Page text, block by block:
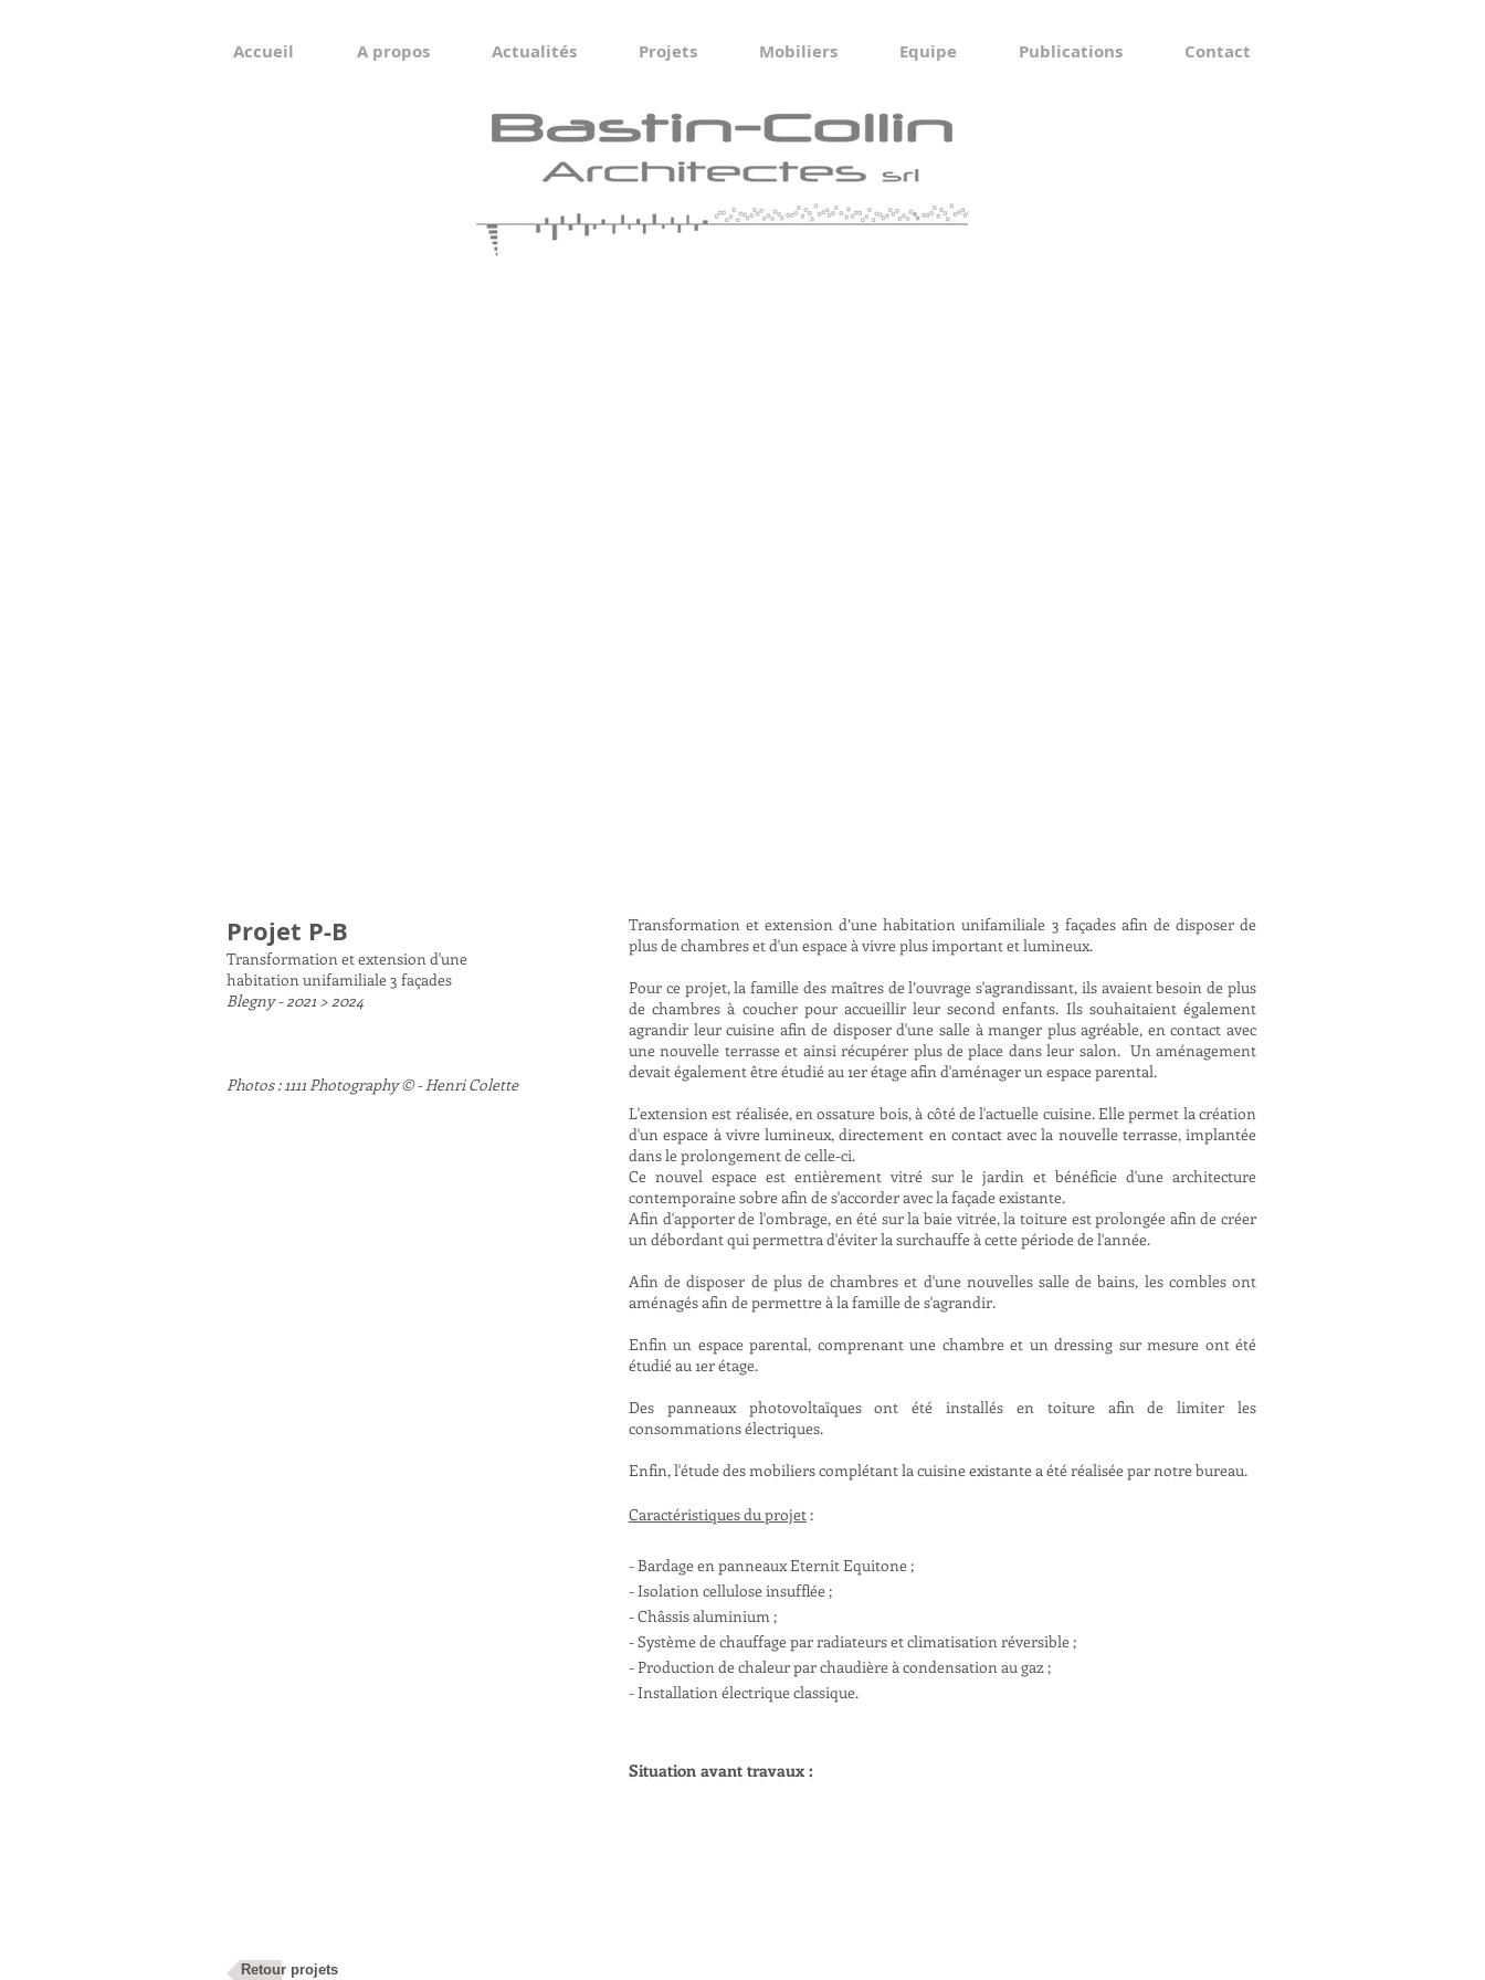
Accueil A propos Actualités Projets Mobiliers Equipe Publications Contact
Projet P-B
Transformation et extension d'une
habitation unifamiliale 3 façades
Blegny - 2021 > 2024
Photos : 1111 Photography © - Henri Colette
Transformation et extension d’une habitation unifamiliale 3 façades afin de disposer de
plus de chambres et d'un espace à vivre plus important et lumineux.
Pour ce projet, la famille des maîtres de l’ouvrage s'agrandissant, ils avaient besoin de plus
de chambres à coucher pour accueillir leur second enfants. Ils souhaitaient également
agrandir leur cuisine afin de disposer d'une salle à manger plus agréable, en contact avec
une nouvelle terrasse et ainsi récupérer plus de place dans leur salon. Un aménagement
devait également être étudié au 1er étage afin d'aménager un espace parental.
L'extension est réalisée, en ossature bois, à côté de l'actuelle cuisine. Elle permet la création
d'un espace à vivre lumineux, directement en contact avec la nouvelle terrasse, implantée
dans le prolongement de celle-ci.
Ce nouvel espace est entièrement vitré sur le jardin et bénéficie d'une architecture
contemporaine sobre afin de s'accorder avec la façade existante.
Afin d'apporter de l'ombrage, en été sur la baie vitrée, la toiture est prolongée afin de créer
un débordant qui permettra d'éviter la surchauffe à cette période de l'année.
Afin de disposer de plus de chambres et d'une nouvelles salle de bains, les combles ont
aménagés afin de permettre à la famille de s'agrandir.
Enfin un espace parental, comprenant une chambre et un dressing sur mesure ont été
étudié au 1er étage.
Des panneaux photovoltaïques ont été installés en toiture afin de limiter les
consommations électriques.
Enfin, l'étude des mobiliers complétant la cuisine existante a été réalisée par notre bureau.
Caractéristiques du projet:
- Bardage en panneaux Eternit Equitone ;
- Isolation cellulose insufflée ;
- Châssis aluminium ;
- Système de chauffage par radiateurs et climatisation réversible ;
- Production de chaleur par chaudière à condensation au gaz ;
- Installation électrique classique.
Situation avant travaux :
Retour projets